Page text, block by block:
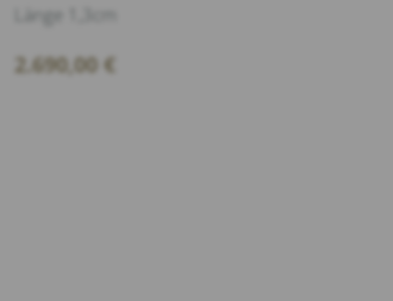
Länge 1,3cm
2.690,00€